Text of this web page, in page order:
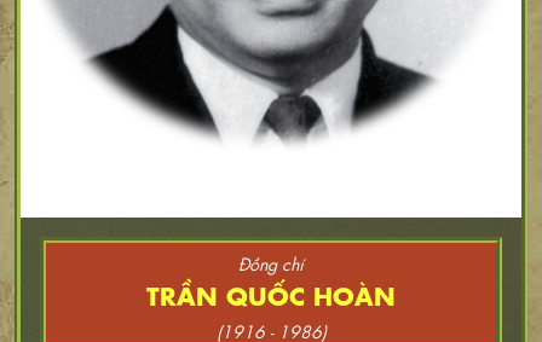
Đồng chí
TRẦN QUỐC HOÀN
(1916 - 1986)